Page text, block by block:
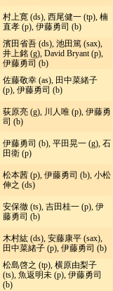
村上寛 (ds), 西尾健一 (tp), 楠
直孝 (p), 伊藤勇司 (b)
濱田省吾 (ds), 池田篤 (sax),
井上銘 (g), David Bryant (p),
伊藤勇司 (b)
佐藤敬幸 (as), 田中菜緒子
(p), 伊藤勇司 (b)
荻原亮 (g), 川人唯 (p), 伊藤勇
司 (b)
伊藤勇司 (b), 平田晃一 (g), 石
田衛 (p)
松本茜 (p), 伊藤勇司 (b), 小松
伸之 (ds)
安保徹 (ts), 吉田桂一 (p), 伊
藤勇司 (b)
木村紘 (ds), 安藤康平 (sax),
田中菜緒子 (p), 伊藤勇司 (b)
松島啓之 (tp), 横原由梨子
(ts), 魚返明未 (p), 伊藤勇司
(b)